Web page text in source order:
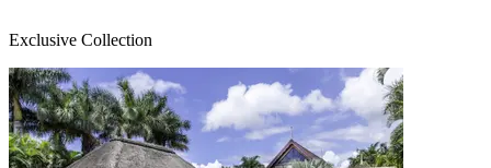
Exclusive Collection